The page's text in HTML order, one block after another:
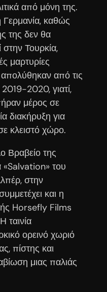
από μόνη της.
Γερμανία, καθώς
της δεν θα
Τουρκία,
μαρτυρίες
από τις
2020, γιατί,
μέρος σε
διακήρυξη για
κλειστό χώρο.
Βραβείο της
«Salvation» του
στην
και η
Horsefly Films
ταινία
ορεινό χωριό
πίστης και
μιας παλιάς